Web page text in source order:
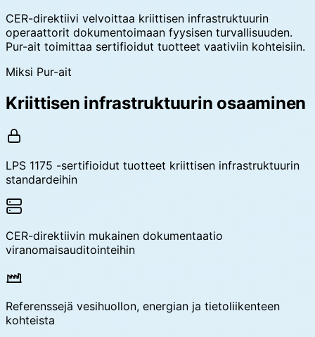
CER-direktiivi velvoittaa kriittisen infrastruktuurin
operaattorit dokumentoimaan fyysisen turvallisuuden.
Pur-ait toimittaa sertifioidut tuotteet vaativiin kohteisiin.
Miksi Pur-ait
Kriittisen infrastruktuurin osaaminen
LPS 1175 -sertifioidut tuotteet kriittisen infrastruktuurin
standardeihin
CER-direktiivin mukainen dokumentaatio
viranomaisauditointeihin
Referenssejä vesihuollon, energian ja tietoliikenteen
kohteista